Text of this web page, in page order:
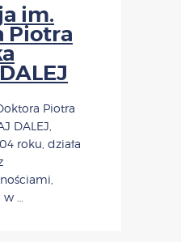
im.
Piotra
Piotra
DALEJ,
roku, działa
…